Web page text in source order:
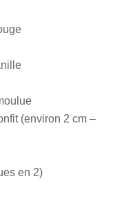
(environ 2 cm –
en 2)